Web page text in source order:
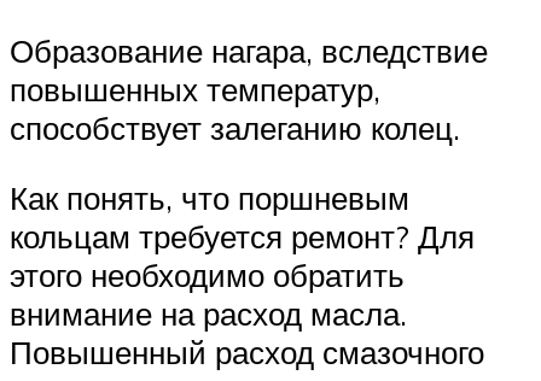
Образование нагара, вследствие
повышенных температур,
способствует залеганию колец.
Как понять, что поршневым
кольцам требуется ремонт? Для
этого необходимо обратить
внимание на расход масла.
Повышенный расход смазочного